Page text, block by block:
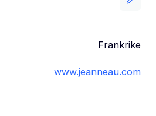
Frankrike
www.jeanneau.com